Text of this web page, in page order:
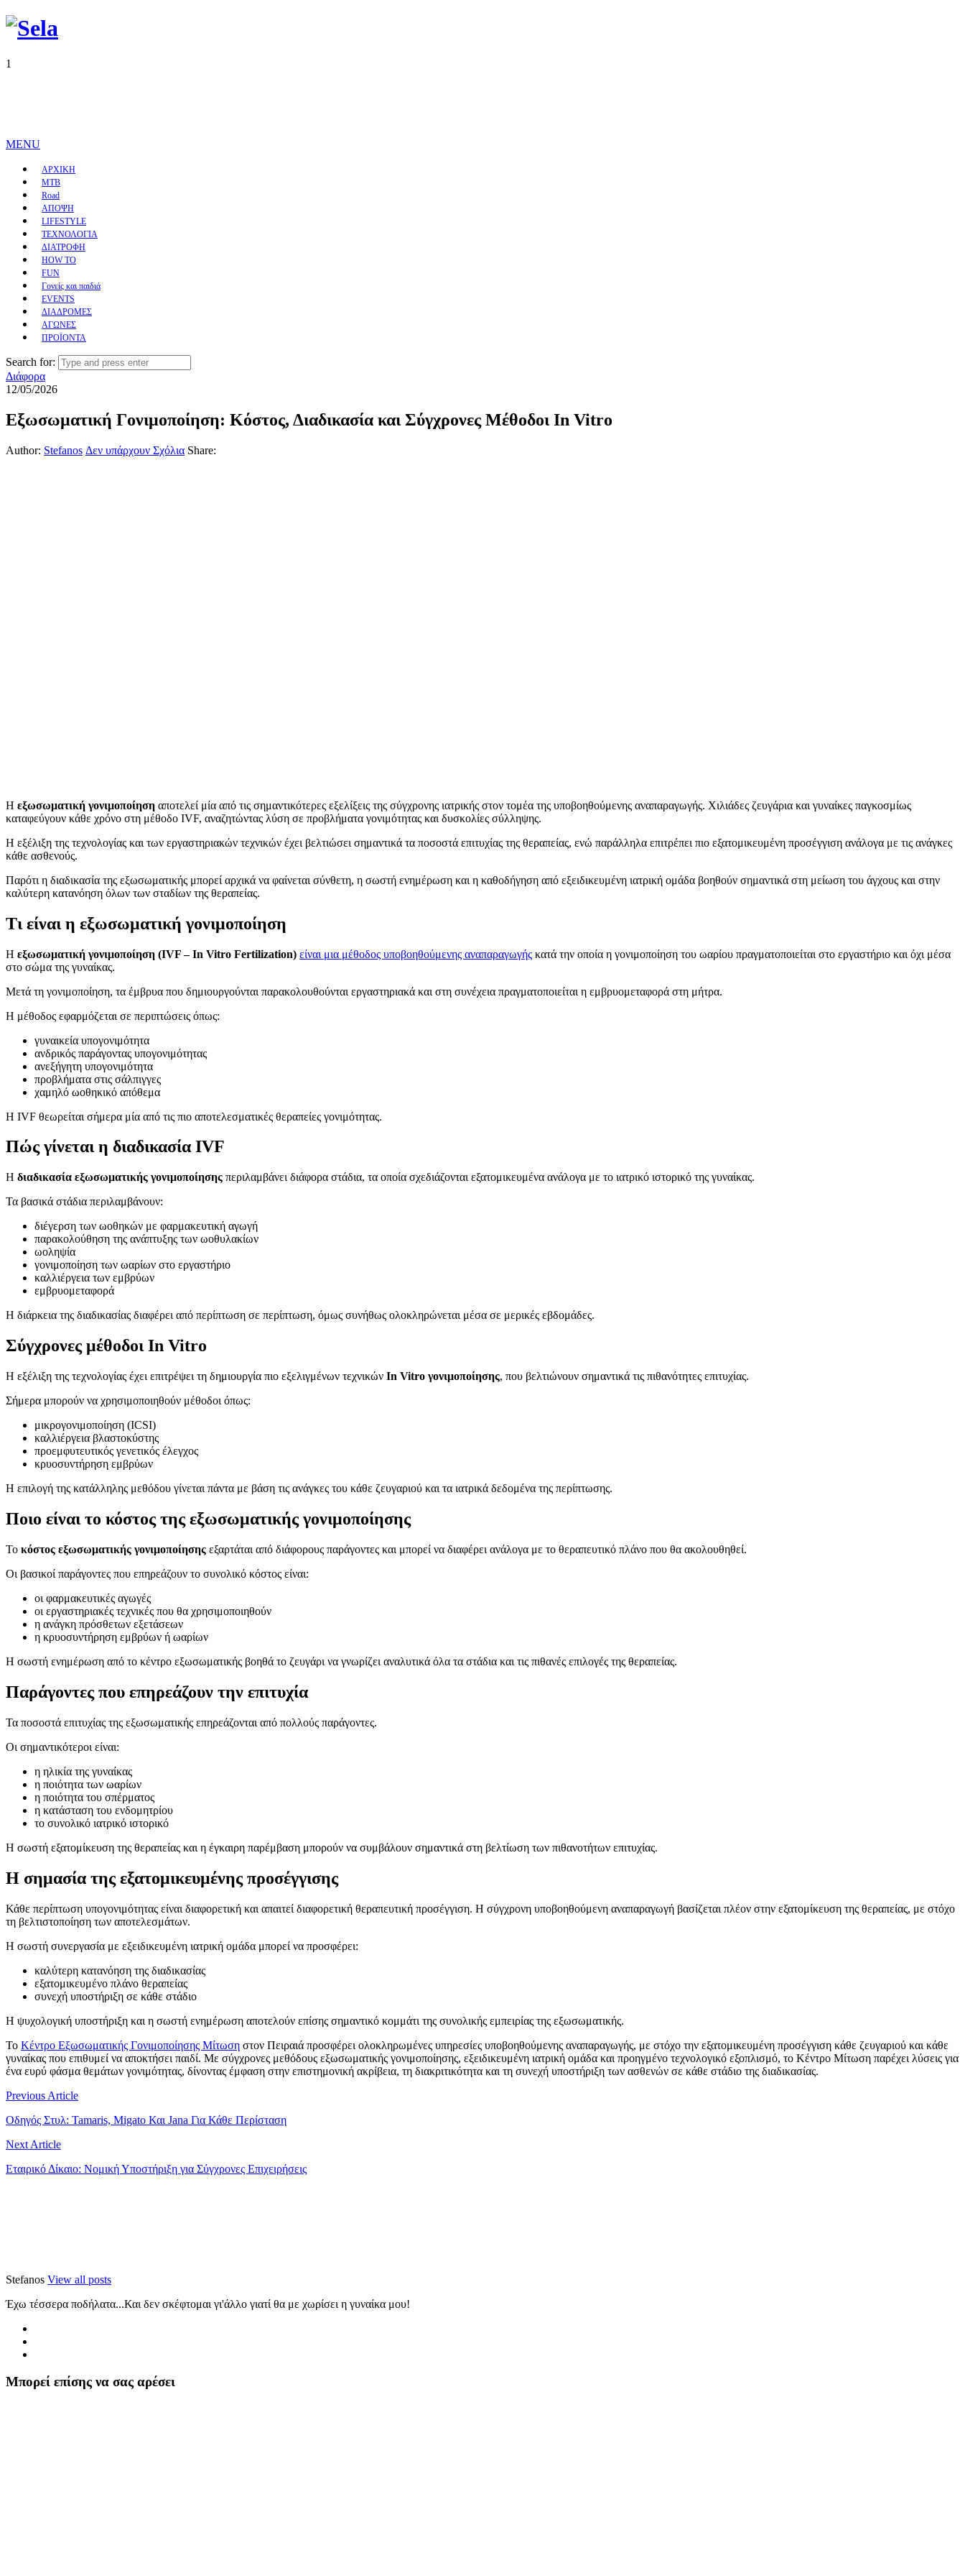
1
MENU
ΑΡΧΙΚΗ
MTB
Road
ΑΠΟΨΗ
LIFESTYLE
ΤΕΧΝΟΛΟΓΙΑ
ΔΙΑΤΡΟΦΗ
HOW TO
FUN
Γονείς και παιδιά
EVENTS
ΔΙΑΔΡΟΜΕΣ
ΑΓΩΝΕΣ
ΠΡΟΪΟΝΤΑ
Search for:
Διάφορα
12/05/2026
Εξωσωματική Γονιμοποίηση: Κόστος, Διαδικασία και Σύγχρονες Μέθοδοι In Vitro
Author: Stefanos Δεν υπάρχουν Σχόλια Share:
Η εξωσωματική γονιμοποίηση αποτελεί μία από τις σημαντικότερες εξελίξεις της σύγχρονης ιατρικής στον τομέα της υποβοηθούμενης αναπαραγωγής. Χιλιάδες ζευγάρια και γυναίκες παγκοσμίως
καταφεύγουν κάθε χρόνο στη μέθοδο IVF, αναζητώντας λύση σε προβλήματα γονιμότητας και δυσκολίες σύλληψης.
Η εξέλιξη της τεχνολογίας και των εργαστηριακών τεχνικών έχει βελτιώσει σημαντικά τα ποσοστά επιτυχίας της θεραπείας, ενώ παράλληλα επιτρέπει πιο εξατομικευμένη προσέγγιση ανάλογα με τις ανάγκες
κάθε ασθενούς.
Παρότι η διαδικασία της εξωσωματικής μπορεί αρχικά να φαίνεται σύνθετη, η σωστή ενημέρωση και η καθοδήγηση από εξειδικευμένη ιατρική ομάδα βοηθούν σημαντικά στη μείωση του άγχους και στην
καλύτερη κατανόηση όλων των σταδίων της θεραπείας.
Τι είναι η εξωσωματική γονιμοποίηση
Η εξωσωματική γονιμοποίηση (IVF – In Vitro Fertilization) είναι μια μέθοδος υποβοηθούμενης αναπαραγωγής κατά την οποία η γονιμοποίηση του ωαρίου πραγματοποιείται στο εργαστήριο και όχι μέσα
στο σώμα της γυναίκας.
Μετά τη γονιμοποίηση, τα έμβρυα που δημιουργούνται παρακολουθούνται εργαστηριακά και στη συνέχεια πραγματοποιείται η εμβρυομεταφορά στη μήτρα.
Η μέθοδος εφαρμόζεται σε περιπτώσεις όπως:
γυναικεία υπογονιμότητα
ανδρικός παράγοντας υπογονιμότητας
ανεξήγητη υπογονιμότητα
προβλήματα στις σάλπιγγες
χαμηλό ωοθηκικό απόθεμα
Η IVF θεωρείται σήμερα μία από τις πιο αποτελεσματικές θεραπείες γονιμότητας.
Πώς γίνεται η διαδικασία IVF
Η διαδικασία εξωσωματικής γονιμοποίησης περιλαμβάνει διάφορα στάδια, τα οποία σχεδιάζονται εξατομικευμένα ανάλογα με το ιατρικό ιστορικό της γυναίκας.
Τα βασικά στάδια περιλαμβάνουν:
διέγερση των ωοθηκών με φαρμακευτική αγωγή
παρακολούθηση της ανάπτυξης των ωοθυλακίων
ωοληψία
γονιμοποίηση των ωαρίων στο εργαστήριο
καλλιέργεια των εμβρύων
εμβρυομεταφορά
Η διάρκεια της διαδικασίας διαφέρει από περίπτωση σε περίπτωση, όμως συνήθως ολοκληρώνεται μέσα σε μερικές εβδομάδες.
Σύγχρονες μέθοδοι In Vitro
Η εξέλιξη της τεχνολογίας έχει επιτρέψει τη δημιουργία πιο εξελιγμένων τεχνικών In Vitro γονιμοποίησης, που βελτιώνουν σημαντικά τις πιθανότητες επιτυχίας.
Σήμερα μπορούν να χρησιμοποιηθούν μέθοδοι όπως:
μικρογονιμοποίηση (ICSI)
καλλιέργεια βλαστοκύστης
προεμφυτευτικός γενετικός έλεγχος
κρυοσυντήρηση εμβρύων
Η επιλογή της κατάλληλης μεθόδου γίνεται πάντα με βάση τις ανάγκες του κάθε ζευγαριού και τα ιατρικά δεδομένα της περίπτωσης.
Ποιο είναι το κόστος της εξωσωματικής γονιμοποίησης
Το κόστος εξωσωματικής γονιμοποίησης εξαρτάται από διάφορους παράγοντες και μπορεί να διαφέρει ανάλογα με το θεραπευτικό πλάνο που θα ακολουθηθεί.
Οι βασικοί παράγοντες που επηρεάζουν το συνολικό κόστος είναι:
οι φαρμακευτικές αγωγές
οι εργαστηριακές τεχνικές που θα χρησιμοποιηθούν
η ανάγκη πρόσθετων εξετάσεων
η κρυοσυντήρηση εμβρύων ή ωαρίων
Η σωστή ενημέρωση από το κέντρο εξωσωματικής βοηθά το ζευγάρι να γνωρίζει αναλυτικά όλα τα στάδια και τις πιθανές επιλογές της θεραπείας.
Παράγοντες που επηρεάζουν την επιτυχία
Τα ποσοστά επιτυχίας της εξωσωματικής επηρεάζονται από πολλούς παράγοντες.
Οι σημαντικότεροι είναι:
η ηλικία της γυναίκας
η ποιότητα των ωαρίων
η ποιότητα του σπέρματος
η κατάσταση του ενδομητρίου
το συνολικό ιατρικό ιστορικό
Η σωστή εξατομίκευση της θεραπείας και η έγκαιρη παρέμβαση μπορούν να συμβάλουν σημαντικά στη βελτίωση των πιθανοτήτων επιτυχίας.
Η σημασία της εξατομικευμένης προσέγγισης
Κάθε περίπτωση υπογονιμότητας είναι διαφορετική και απαιτεί διαφορετική θεραπευτική προσέγγιση. Η σύγχρονη υποβοηθούμενη αναπαραγωγή βασίζεται πλέον στην εξατομίκευση της θεραπείας, με στόχο
τη βελτιστοποίηση των αποτελεσμάτων.
Η σωστή συνεργασία με εξειδικευμένη ιατρική ομάδα μπορεί να προσφέρει:
καλύτερη κατανόηση της διαδικασίας
εξατομικευμένο πλάνο θεραπείας
συνεχή υποστήριξη σε κάθε στάδιο
Η ψυχολογική υποστήριξη και η σωστή ενημέρωση αποτελούν επίσης σημαντικό κομμάτι της συνολικής εμπειρίας της εξωσωματικής.
Το Κέντρο Εξωσωματικής Γονιμοποίησης Μίτωση στον Πειραιά προσφέρει ολοκληρωμένες υπηρεσίες υποβοηθούμενης αναπαραγωγής, με στόχο την εξατομικευμένη προσέγγιση κάθε ζευγαριού και κάθε
γυναίκας που επιθυμεί να αποκτήσει παιδί. Με σύγχρονες μεθόδους εξωσωματικής γονιμοποίησης, εξειδικευμένη ιατρική ομάδα και προηγμένο τεχνολογικό εξοπλισμό, το Κέντρο Μίτωση παρέχει λύσεις για
ένα ευρύ φάσμα θεμάτων γονιμότητας, δίνοντας έμφαση στην επιστημονική ακρίβεια, τη διακριτικότητα και τη συνεχή υποστήριξη των ασθενών σε κάθε στάδιο της διαδικασίας.
Previous Article
Οδηγός Στυλ: Tamaris, Migato Και Jana Για Κάθε Περίσταση
Next Article
Εταιρικό Δίκαιο: Νομική Υποστήριξη για Σύγχρονες Επιχειρήσεις
Stefanos View all posts
Έχω τέσσερα ποδήλατα...Και δεν σκέφτομαι γι'άλλο γιατί θα με χωρίσει η γυναίκα μου!
Μπορεί επίσης να σας αρέσει